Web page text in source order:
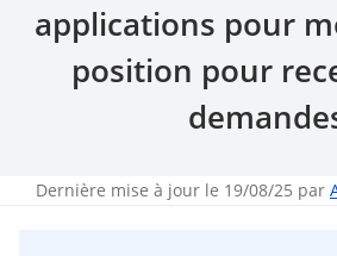
applications pour
position pour
Dernière mise à jour le 19/08/25 par